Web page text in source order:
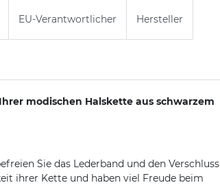
EU-Verantwortlicher Hersteller
modischen Halskette aus schwarzem
Sie das Lederband und den Verschluss
ihrer Kette und haben viel Freude beim